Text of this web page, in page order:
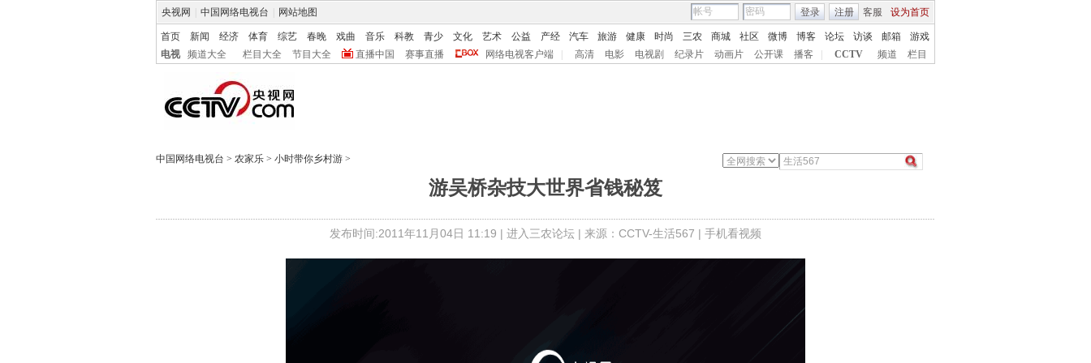
央视网 中国网络电视台 网站地图 客服 设为首页
登录 注册
首页 新闻 经济 体育 综艺 春晚 戏曲 音乐 科教 青少 文化 艺术 公益 产经 汽车 旅游 健康 时尚 三农 商城 社区 微博 博客 论坛 访谈 邮箱
游戏
电视
频道大全 栏目大全 节目大全 直播中国 赛事直播 网络电视客户端 高清 电影 电视剧 纪录片 动画片 公开课 播客 CCTV 频道 栏目
中国网络电视台 > 农家乐 > 小时带你乡村游 >
游吴桥杂技大世界省钱秘笈
发布时间:2011年11月04日 11:19 | 进入三农论坛 | 来源：CCTV-生活567 | 手机看视频